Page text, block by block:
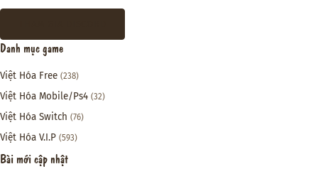
Danh mục game
Việt Hóa Free (238)
Việt Hóa Mobile/Ps4 (32)
Việt Hóa Switch (76)
Việt Hóa V.I.P (593)
Bài mới cập nhật